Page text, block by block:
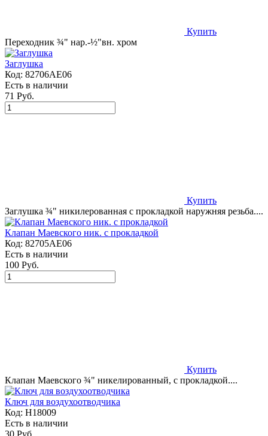
Купить
Переходник ¾" нар.-½"вн. хром
Заглушка
Код: 82706AE06
Есть в наличии
71 Руб.
Купить
Заглушка ¾" никилерованная с прокладкой наружняя резьба....
Клапан Маевского ник. с прокладкой
Код: 82705AE06
Есть в наличии
100 Руб.
Купить
Клапан Маевского ¾" никелированный, с прокладкой....
Ключ для воздухоотводчика
Код: Н18009
Есть в наличии
30 Руб.